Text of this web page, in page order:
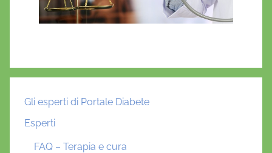
Gli esperti di Portale Diabete
Esperti
FAQ – Terapia e cura